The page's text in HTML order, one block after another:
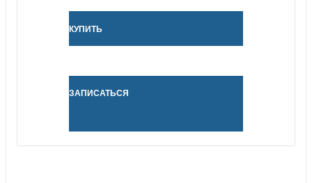
КУПИТЬ
ЗАПИСАТЬСЯ